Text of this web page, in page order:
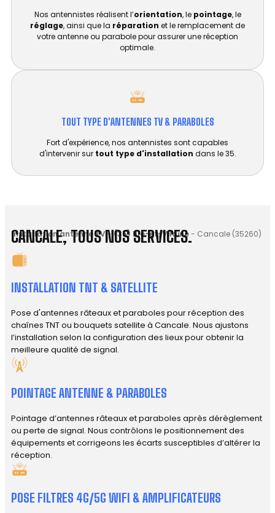
Nos antennistes réalisent l’orientation, le pointage, le
réglage, ainsi que la réparation et le remplacement de
votre antenne ou parabole pour assurer une réception
optimale.
TOUT TYPE D'ANTENNES TV & PARABOLES
Fort d'expérience, nos antennistes sont capables
d'intervenir sur tout type d'installation dans le 35.
Installation antenne TV- (35) Ille-et-Vilaine- Cancale (35260)
CANCALE, TOUS NOS SERVICES.
INSTALLATION TNT & SATELLITE
Pose d'antennes râteaux et paraboles pour réception des
chaînes TNT ou bouquets satellite à Cancale. Nous ajustons
l’installation selon la configuration des lieux pour obtenir la
meilleure qualité de signal.
POINTAGE ANTENNE & PARABOLES
Pointage d’antennes râteaux et paraboles après dérèglement
ou perte de signal. Nous contrôlons le positionnement des
équipements et corrigeons les écarts susceptibles d’altérer la
réception.
POSE FILTRES 4G/5G WIFI & AMPLIFICATEURS